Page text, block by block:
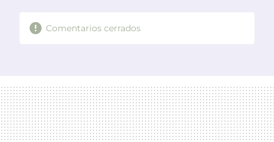
Comentarios cerrados